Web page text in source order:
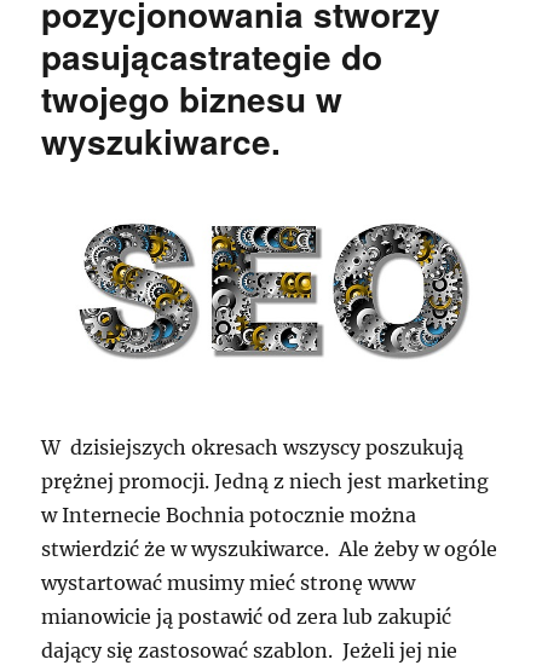
pozycjonowania stworzy
pasującastrategie do
twojego biznesu w
wyszukiwarce.
W dzisiejszych okresach wszyscy poszukują
prężnej promocji. Jedną z niech jest marketing
w Internecie Bochnia potocznie można
stwierdzić że w wyszukiwarce. Ale żeby w ogóle
wystartować musimy mieć stronę www
mianowicie ją postawić od zera lub zakupić
dający się zastosować szablon. Jeżeli jej nie